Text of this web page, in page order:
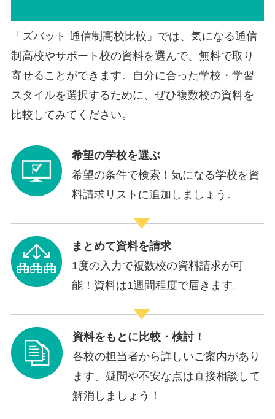
「ズバット 通信制高校比較」では、気になる通信
制高校やサポート校の資料を選んで、無料で取り
寄せることができます。自分に合った学校・学習
スタイルを選択するために、ぜひ複数校の資料を
比較してみてください。
希望の学校を選ぶ
希望の条件で検索！気になる学校を資
料請求リストに追加しましょう。
まとめて資料を請求
1度の入力で複数校の資料請求が可
能！資料は1週間程度で届きます。
資料をもとに比較・検討！
各校の担当者から詳しいご案内があり
ます。疑問や不安な点は直接相談して
解消しましょう！